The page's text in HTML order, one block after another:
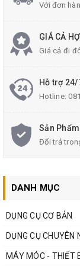
Với đơn
GIÁ CẢ
Giá cả đi
Hỗ trợ 24/
Hotline:
Sản
Đổi trả
DANH MỤC
DỤNG CỤ CƠ BẢN
DỤNG CỤ CHUYÊN
MÁY MÓC - THIẾT